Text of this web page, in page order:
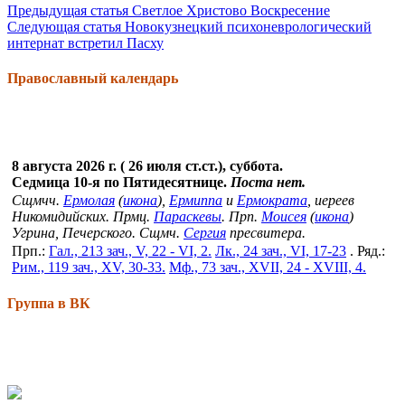
Продолжить
чтение
Предыдущая статья Светлое Христово Воскресение
Следующая статья Новокузнецкий психоневрологический
интернат встретил Пасху
Православный календарь
8 августа 2026 г. ( 26 июля ст.ст.), суббота.
Седмица 10-я по Пятидесятнице. Поста нет.
Сщмчч. Ермолая (икона), Ермиппа и Ермократа , иереев
Никомидийских. Прмц. Параскевы. Прп. Моисея (икона)
Угрина, Печерского. Сщмч. Сергия пресвитера.
Прп.: Гал., 213 зач., V, 22 - VI, 2. Лк., 24 зач., VI, 17-23 . Ряд.:
Рим., 119 зач., XV, 30-33. Мф., 73 зач., XVII, 24 - XVIII, 4.
Группа в ВК